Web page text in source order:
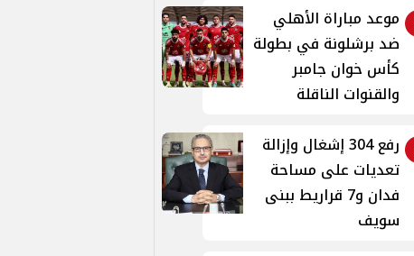
موعد مباراة الأهلي
ضد برشلونة في بطولة
كأس خوان جامبر
والقنوات الناقلة
رفع 304 إشغال وإزالة
تعديات على مساحة
فدان و7 قراريط ببنى
سويف